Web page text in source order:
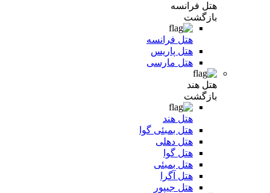
هتل فرانسه
بازگشت
هتل فرانسه
هتل پاریس
هتل مارسی
هتل هند
بازگشت
هتل هند
هتل بمبئی گوا
هتل دهلی
هتل گوا
هتل بمبئی
هتل آگرا
هتل جیپور